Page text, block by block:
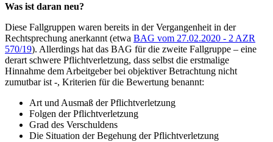
Was ist daran neu?
Diese Fallgruppen waren bereits in der Vergangenheit in der
Rechtsprechung anerkannt (etwa BAG vom 27.02.2020 - 2 AZR
570/19). Allerdings hat das BAG für die zweite Fallgruppe – eine
derart schwere Pflichtverletzung, dass selbst die erstmalige
Hinnahme dem Arbeitgeber bei objektiver Betrachtung nicht
zumutbar ist -, Kriterien für die Bewertung benannt:
Art und Ausmaß der Pflichtverletzung
Folgen der Pflichtverletzung
Grad des Verschuldens
Die Situation der Begehung der Pflichtverletzung